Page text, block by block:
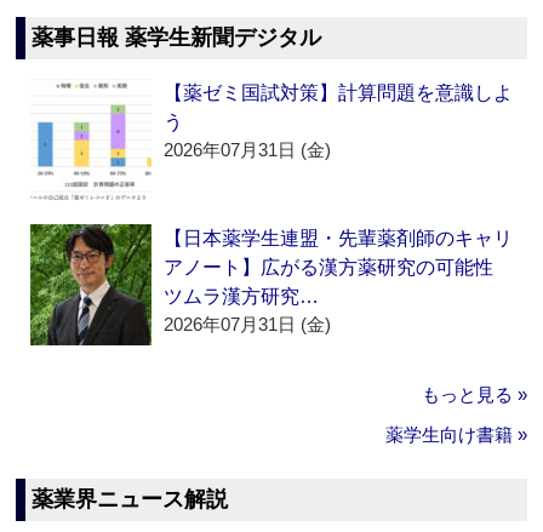
薬事日報 薬学生新聞デジタル
【薬ゼミ国試対策】計算問題を意識しよ
う
2026年07月31日 (金)
【日本薬学生連盟・先輩薬剤師のキャリ
アノート】広がる漢方薬研究の可能性
ツムラ漢方研究…
2026年07月31日 (金)
もっと見る »
薬学生向け書籍 »
薬業界ニュース解説